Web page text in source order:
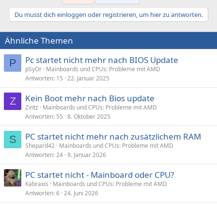
Du musst dich einloggen oder registrieren, um hier zu antworten.
Ähnliche Themen
P Pc startet nicht mehr nach BIOS Update
pSyOr Mainboards und CPUs: Probleme mit AMD
Antworten 15 22. Januar 2025
Z Kein Boot mehr nach Bios update
Zintz
Mainboards und CPUs: Probleme mit AMD
Antworten 55 8. Oktober 2025
S PC startet nicht mehr nach zusätzlichem RAM
Shepard42 Mainboards und CPUs: Probleme mit AMD
Antworten 24 9. Januar 2026
PC startet nicht - Mainboard oder CPU?
Kabraxis
Mainboards und CPUs: Probleme mit AMD
Antworten 6 24. Juni 2026